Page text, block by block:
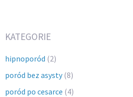
KATEGORIE
hipnoporód (2)
poród bez asysty(8)
poród po cesarce (4)